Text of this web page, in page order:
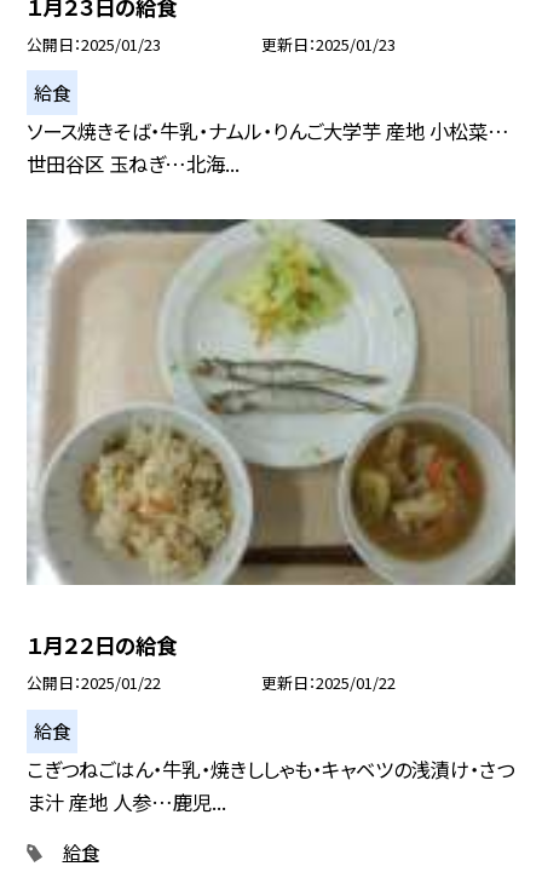
１月２３日の給食
公開日 2025/01/23 更新日 2025/01/23
給食
ソース焼きそば・牛乳・ナムル・りんご大学芋 産地 小松菜…
世田谷区 玉ねぎ…北海...
１月２２日の給食
公開日 2025/01/22 更新日 2025/01/22
給食
こぎつねごはん・牛乳・焼きししゃも・キャベツの浅漬け・さつ
ま汁 産地 人参…鹿児...
給食